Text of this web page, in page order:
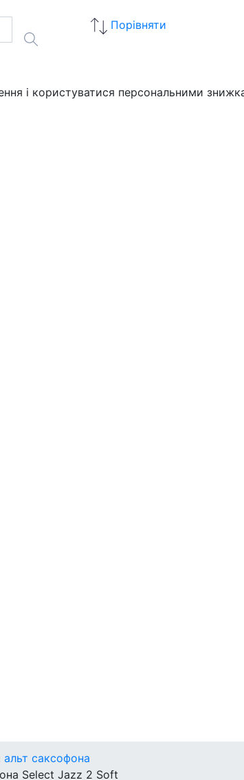
Порівняти
і користуватися персональними
саксофона
Select Jazz 2 Soft